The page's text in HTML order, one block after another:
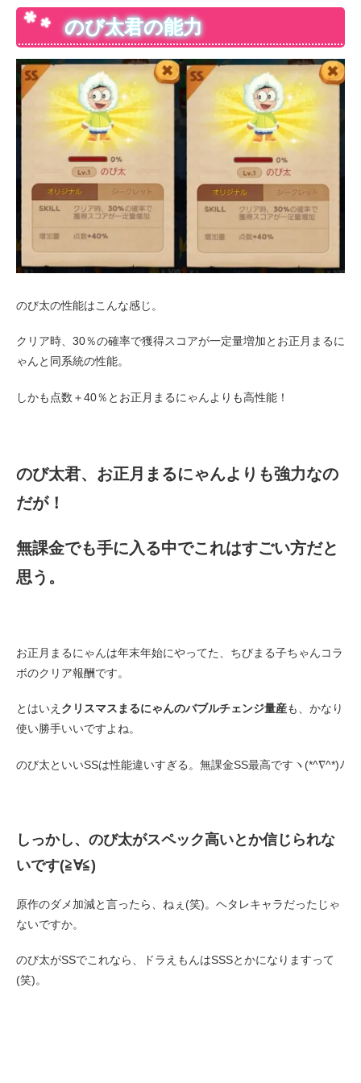
のび太君の能力
のび太の性能はこんな感じ。
クリア時、30％の確率で獲得スコアが一定量増加とお正月まるに
ゃんと同系統の性能。
しかも点数＋40％とお正月まるにゃんよりも高性能！
のび太君、お正月まるにゃんよりも強力なの
だが！
無課金でも手に入る中でこれはすごい方だと
思う。
お正月まるにゃんは年末年始にやってた、ちびまる子ちゃんコラ
ボのクリア報酬です。
とはいえ クリスマスまるにゃんのバブルチェンジ量産も、かなり
使い勝手いいですよね。
のび太といいSSは性能違いすぎる。無課金SS最高ですヽ(*^∇^*)ﾉ
しっかし、のび太がスペック高いとか信じられな
いです(≧∀≦)
原作のダメ加減と言ったら、ねぇ(笑)。ヘタレキャラだったじゃ
ないですか。
のび太がSSでこれなら、ドラえもんはSSSとかになりますって
(笑)。